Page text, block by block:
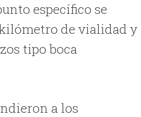
específico se
de vialidad y
tipo boca
a los